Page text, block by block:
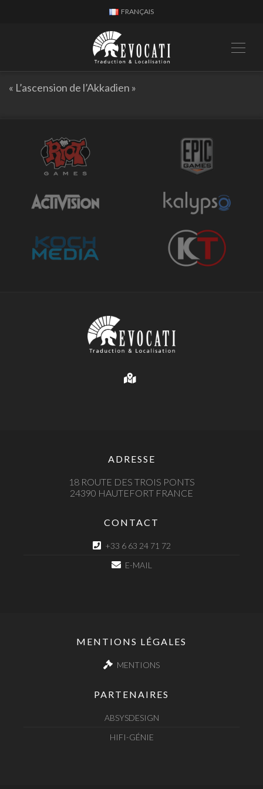
FRANÇAIS
« L’ascension de l’Akkadien »
ADRESSE
18 ROUTE DES TROIS PONTS
24390 HAUTEFORT FRANCE
CONTACT
+33 6 63 24 71 72
E-MAIL
MENTIONS LÉGALES
MENTIONS
PARTENAIRES
ABSYSDESIGN
HIFI-GÉNIE